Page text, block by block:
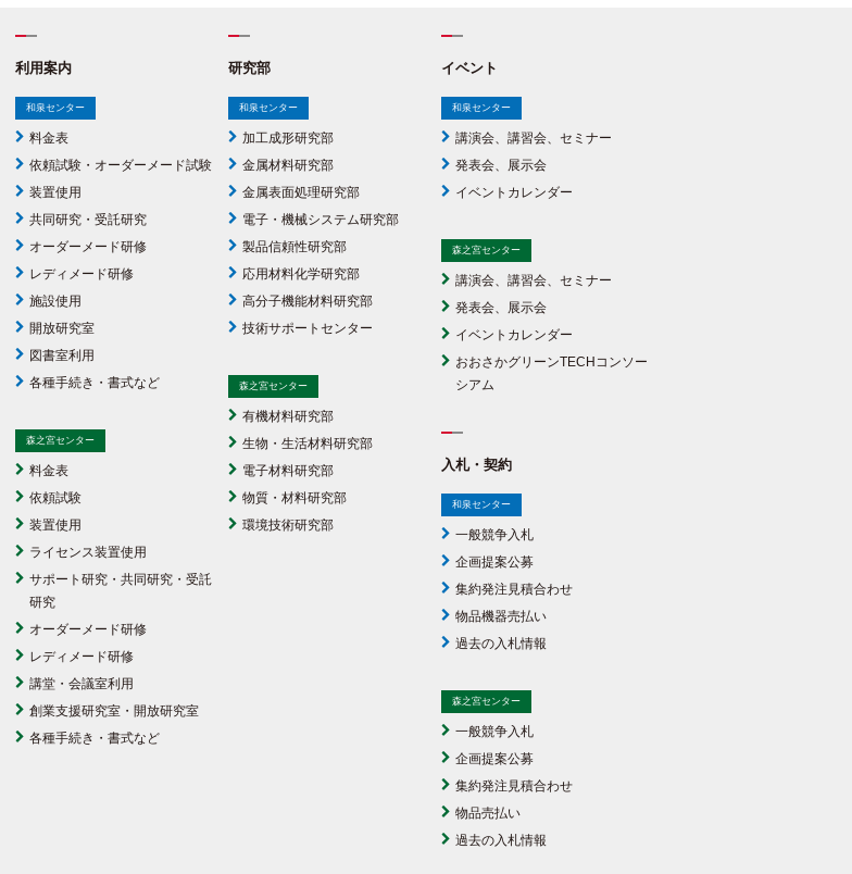
利用案内
和泉センター
料金表
依頼試験・オーダーメード試験
装置使用
共同研究・受託研究
オーダーメード研修
レディメード研修
施設使用
開放研究室
図書室利用
各種手続き・書式など
森之宮センター
料金表
依頼試験
装置使用
ライセンス装置使用
サポート研究・共同研究・受託
研究
オーダーメード研修
レディメード研修
講堂・会議室利用
創業支援研究室・開放研究室
各種手続き・書式など
研究部
和泉センター
加工成形研究部
金属材料研究部
金属表面処理研究部
電子・機械システム研究部
製品信頼性研究部
応用材料化学研究部
高分子機能材料研究部
技術サポートセンター
森之宮センター
有機材料研究部
生物・生活材料研究部
電子材料研究部
物質・材料研究部
環境技術研究部
イベント
和泉センター
講演会、講習会、セミナー
発表会、展示会
イベントカレンダー
森之宮センター
講演会、講習会、セミナー
発表会、展示会
イベントカレンダー
おおさかグリーンTECHコンソー
シアム
入札・契約
和泉センター
一般競争入札
企画提案公募
集約発注見積合わせ
物品機器売払い
過去の入札情報
森之宮センター
一般競争入札
企画提案公募
集約発注見積合わせ
物品売払い
過去の入札情報